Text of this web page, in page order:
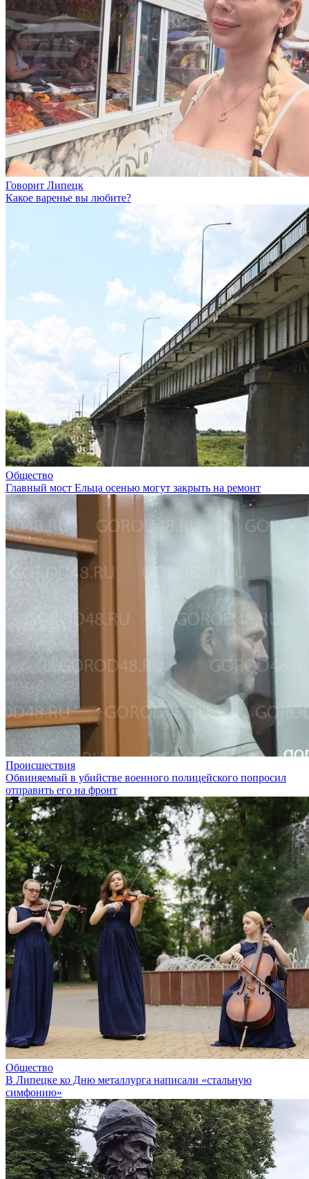
Говорит Липецк
Какое варенье вы любите?
Общество
Главный мост Ельца осенью могут закрыть на ремонт
Происшествия
Обвиняемый в убийстве военного полицейского попросил
отправить его на фронт
Общество
В Липецке ко Дню металлурга написали «стальную
симфонию»